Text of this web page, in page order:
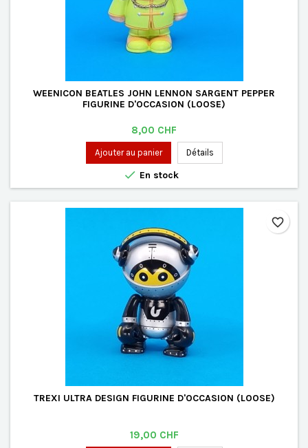
WEENICON BEATLES JOHN LENNON SARGENT PEPPER
FIGURINE D'OCCASION (LOOSE)
Prix
8,00 CHF
Ajouter au panier Détails
 En stock
TREXI ULTRA DESIGN FIGURINE D'OCCASION (LOOSE)
Prix
19,00 CHF
favorite_border